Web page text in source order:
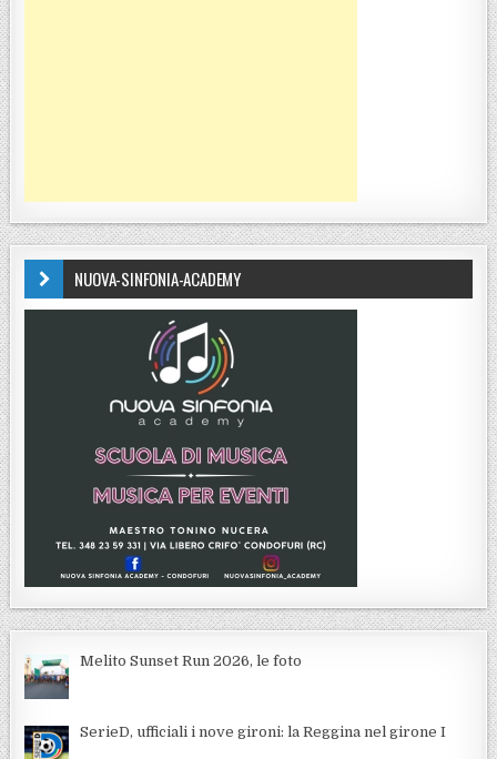
NUOVA-SINFONIA-ACADEMY
Melito Sunset Run 2026, le foto
SerieD, ufficiali i nove gironi: la Reggina nel girone I